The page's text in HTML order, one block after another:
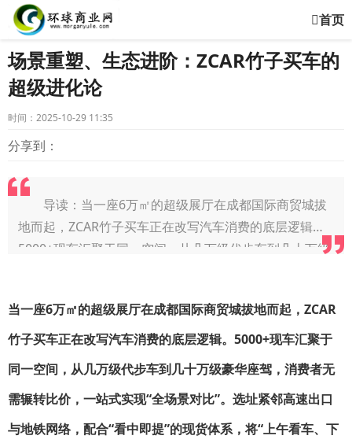
首页
场景重塑、生态进阶：ZCAR竹子买车的
超级进化论
时间：2025-10-29 11:35
分享到：
导读：当一座6万㎡的超级展厅在成都国际商贸城拔
地而起，ZCAR竹子买车正在改写汽车消费的底层逻辑。
5000+现车汇聚于同一空间，从几万级代步车到几十万级
当一座6万㎡的超级展厅在成都国际商贸城拔地而起，ZCAR
竹子买车正在改写汽车消费的底层逻辑。5000+现车汇聚于
同一空间，从几万级代步车到几十万级豪华座驾，消费者无
需辗转比价，一站式实现“全场景对比”。选址紧邻高速出口
与地铁网络，配合“看中即提”的现货体系，将“上午看车、下